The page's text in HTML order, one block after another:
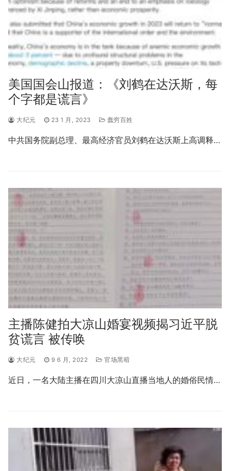
美国国会山报道：《刘鹤在达沃斯，每
个字都是谎言》
大纪元 23 1 月, 2023 蠢穷百姓
中共国务院副总理、最高经济官员刘鹤在达沃斯上高调释…
主播陈健拍大凉山婚宴视频揭习近平脱
贫谎言 被传唤
大纪元 9 6 月, 2022 官场黑暗
近日，一名大陆主播在四川大凉山直播当地人的婚俗民情…